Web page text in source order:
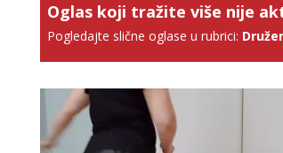
Oglas koji tražite više nije
Pogledajte slične oglase u rubrici: